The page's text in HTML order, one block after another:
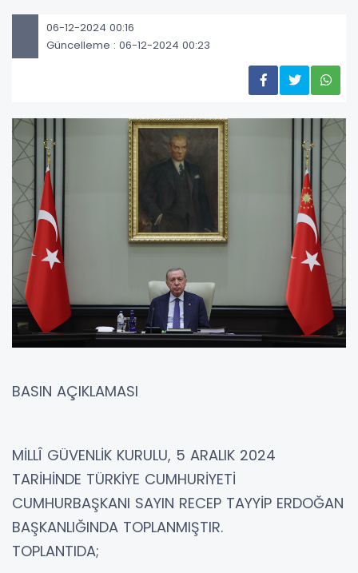
06-12-2024 00:16
Güncelleme : 06-12-2024 00:23
BASIN AÇIKLAMASI
MİLLÎ GÜVENLİK KURULU, 5 ARALIK 2024
TARİHİNDE TÜRKİYE CUMHURİYETİ
CUMHURBAŞKANI SAYIN RECEP TAYYİP ERDOĞAN
BAŞKANLIĞINDA TOPLANMIŞTIR.
TOPLANTIDA;